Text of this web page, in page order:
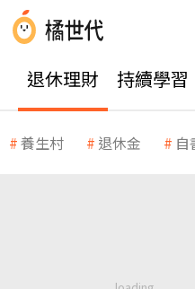
退休理財 持續學習
養生村 退休金 自